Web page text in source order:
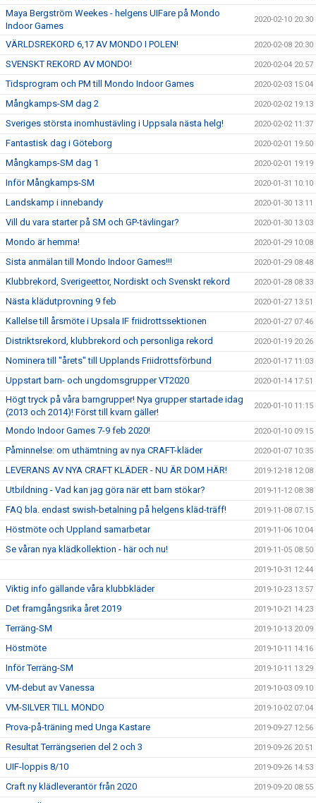
Maya Bergström Weekes - helgens UIFare på Mondo
Indoor Games
2020-02-10 20:30
VÄRLDSREKORD 6,17 AV MONDO I POLEN! 2020-02-08 20:30
SVENSKT REKORD AV MONDO! 2020-02-04 20:57
Tidsprogram och PM till Mondo Indoor Games 2020-02-03 15:04
Mångkamps-SM dag 2 2020-02-02 19:13
Sveriges största inomhustävling i Uppsala nästa helg! 2020-02-02 11:37
Fantastisk dag i Göteborg 2020-02-01 19:50
Mångkamps-SM dag 1 2020-02-01 19:19
Inför Mångkamps-SM 2020-01-31 10:10
Landskamp i innebandy 2020-01-30 13:11
Vill du vara starter på SM och GP-tävlingar? 2020-01-30 13:03
Mondo är hemma! 2020-01-29 10:08
Sista anmälan till Mondo Indoor Games!!! 2020-01-29 08:48
Klubbrekord, Sverigeettor, Nordiskt och Svenskt rekord 2020-01-28 08:33
Nästa klädutprovning 9 feb 2020-01-27 13:51
Kallelse till årsmöte i Upsala IF friidrottssektionen 2020-01-27 07:46
Distriktsrekord, klubbrekord och personliga rekord 2020-01-19 20:26
Nominera till "årets" till Upplands Friidrottsförbund 2020-01-17 11:03
Uppstart barn- och ungdomsgrupper VT2020 2020-01-14 17:51
Högt tryck på våra barngrupper! Nya grupper startade idag
(2013 och 2014)! Först till kvarn gäller!
2020-01-10 11:15
Mondo Indoor Games 7-9 feb 2020! 2020-01-10 09:15
Påminnelse: om uthämtning av nya CRAFT-kläder 2020-01-07 10:35
LEVERANS AV NYA CRAFT KLÄDER - NU ÄR DOM HÄR! 2019-12-18 12:08
Utbildning - Vad kan jag göra när ett barn stökar? 2019-11-12 08:38
FAQ bla. endast swish-betalning på helgens kläd-träff! 2019-11-08 07:15
Höstmöte och Uppland samarbetar 2019-11-06 10:04
Se våran nya klädkollektion - här och nu! 2019-11-05 08:50
2019-10-31 12:44
Viktig info gällande våra klubbkläder 2019-10-23 13:57
Det framgångsrika året 2019 2019-10-21 14:23
Terräng-SM 2019-10-13 20:09
Höstmöte 2019-10-11 14:16
Inför Terräng-SM 2019-10-11 13:29
VM-debut av Vanessa 2019-10-03 09:10
VM-SILVER TILL MONDO 2019-10-02 07:04
Prova-på-träning med Unga Kastare 2019-09-27 12:56
Resultat Terrängserien del 2 och 3 2019-09-26 20:51
UIF-loppis 8/10 2019-09-26 14:53
Craft ny klädleverantör från 2020 2019-09-20 08:55